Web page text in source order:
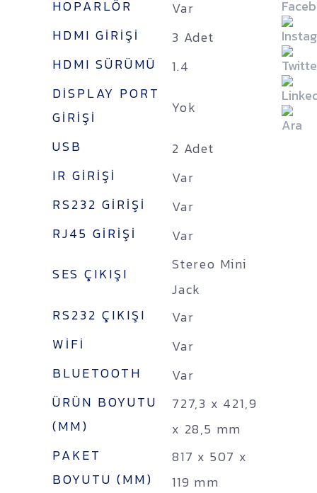
HOPARLÖR
Var
HDMI GIRIŞI
3 Adet
HDMI SÜRÜMÜ
1.4
DISPLAY PORT
GIRIŞI
Yok
USB
2 Adet
IR GIRIŞI
Var
RS232 GIRIŞI
Var
RJ45 GIRIŞI
Var
SES ÇIKIŞI
Stereo Mini
Jack
RS232 ÇIKIŞI
Var
WIFI
Var
BLUETOOTH
Var
ÜRÜN BOYUTU
(MM)
727,3 x 421,9
x 28,5 mm
PAKET
BOYUTU (MM)
817 x 507 x
119 mm